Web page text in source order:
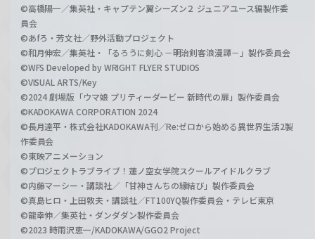
©高橋陽一／集英社・キャプテン翼シーズン２ ジュニアユース編製作委
員会
©あfろ・芳文社／野外活動プロジェクト
©和月伸宏／集英社・「るろうに剣心 －明治剣客浪漫譚－」製作委員会
©WFS Developed by WRIGHT FLYER STUDIOS
©VISUAL ARTS/Key
©2024 劇場版「ウマ娘 プリティーダービー 新時代の扉」製作委員会
©KADOKAWA CORPORATION 2024
©長月達平・株式会社KADOKAWA刊／Re:ゼロから始める異世界生活2製
作委員会
©東映アニメーション
©プロジェクトラブライブ！蓮ノ空女学院スクールアイドルクラブ
©内藤マーシー・講談社／「甘神さんちの縁結び」製作委員会
©真島ヒロ・上田敦夫・講談社／FT100YQ製作委員会・テレビ東京
©龍幸伸／集英社・ダンダダン製作委員会
©2023 時雨沢恵一/KADOKAWA/GGO2 Project